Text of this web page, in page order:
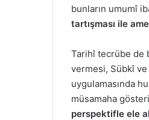
bunların umumî
tartışması ile
Tarihî tecrübe de
vermesi, Sübkî ve
uygulamasında
müsamaha
perspektifle ele